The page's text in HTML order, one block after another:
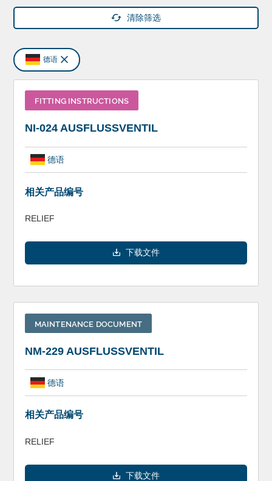
清除筛选
德语
FITTING INSTRUCTIONS
NI-024 AUSFLUSSVENTIL
德语
相关产品编号
RELIEF
下载文件
MAINTENANCE DOCUMENT
NM-229 AUSFLUSSVENTIL
德语
相关产品编号
RELIEF
下载文件